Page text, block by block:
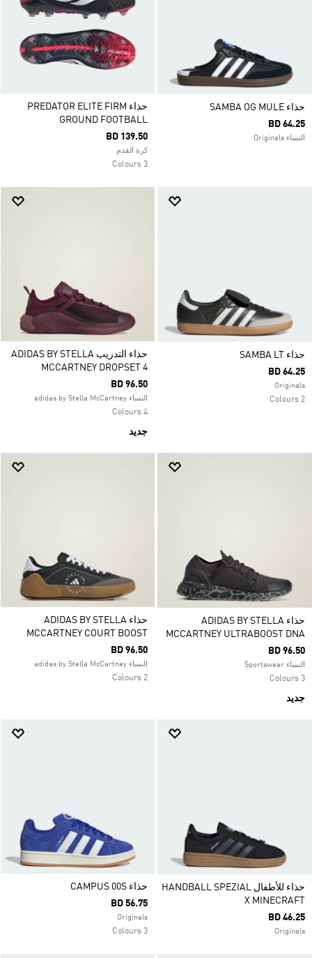
حذاء SAMBA OG MULE
BD 64.25
النساء Originals
حذاء PREDATOR ELITE FIRM
GROUND FOOTBALL
BD 139.50
كرة القدم
3 Colours
حذاء SAMBA LT
BD 64.25
Originals
2 Colours
حذاء التدريب ADIDAS BY STELLA
MCCARTNEY DROPSET 4
BD 96.50
النساء adidas by Stella McCartney
4 Colours
جديد
حذاء ADIDAS BY STELLA
MCCARTNEY ULTRABOOST DNA
BD 96.50
النساء Sportswear
3 Colours
جديد
حذاء ADIDAS BY STELLA
MCCARTNEY COURT BOOST
BD 96.50
النساء adidas by Stella McCartney
2 Colours
حذاء للأطفال HANDBALL SPEZIAL
X MINECRAFT
BD 46.25
Originals
حذاء CAMPUS 00S
BD 56.75
Originals
3 Colours